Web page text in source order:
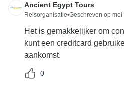
Ancient Egypt Tours
Reisorganisatie•Geschreven op mei
Het is gemakkelijker om
kunt een creditcard
aankomst.
0